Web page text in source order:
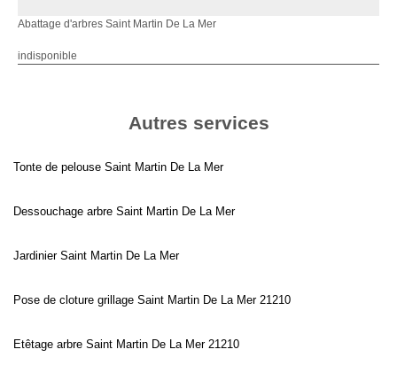
Abattage d'arbres Saint Martin De La Mer
indisponible
Autres services
Tonte de pelouse Saint Martin De La Mer
Dessouchage arbre Saint Martin De La Mer
Jardinier Saint Martin De La Mer
Pose de cloture grillage Saint Martin De La Mer 21210
Etêtage arbre Saint Martin De La Mer 21210